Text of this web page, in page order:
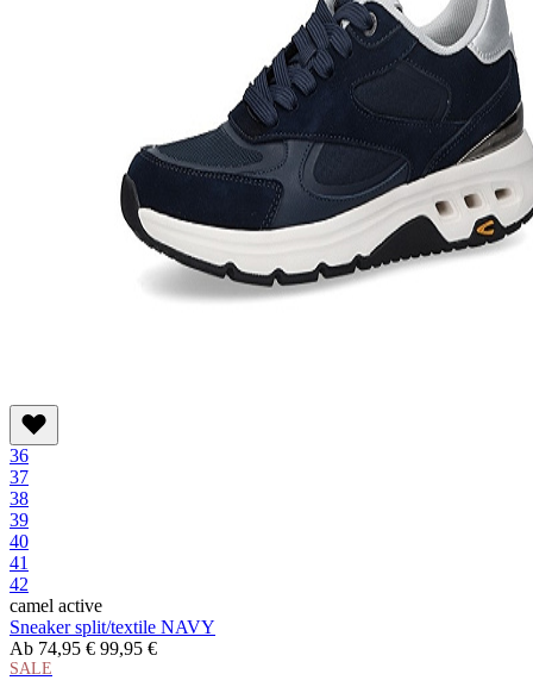
36
37
38
39
40
41
42
camel active
Sneaker split/textile NAVY
Ab 74,95 € 99,95 €
SALE